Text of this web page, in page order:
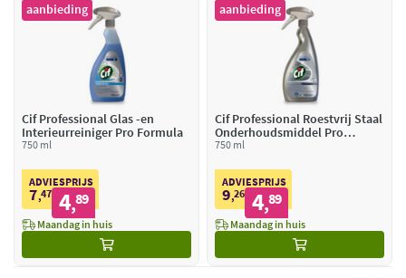
aanbieding
Cif Professional Glas -en
Interieurreiniger Pro Formula
750 ml
ADVIESPRIJS
7,47 4,89
Maandag in huis
aanbieding
Cif Professional Roestvrij Staal
Onderhoudsmiddel Pro
Formula
750 ml
ADVIESPRIJS
9,26 4,89
Maandag in huis